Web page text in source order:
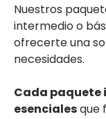
Nuestros
intermedio o
ofrecerte una
necesidades.
Cada paquete
esencialesque